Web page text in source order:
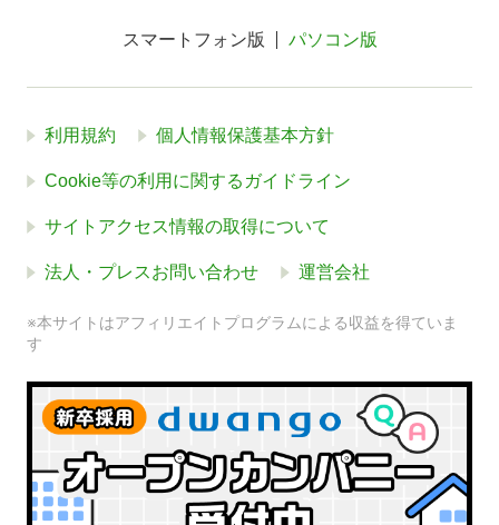
スマートフォン版 パソコン版
利用規約 個人情報保護基本方針
Cookie等の利用に関するガイドライン
サイトアクセス情報の取得について
法人・プレスお問い合わせ 運営会社
※本サイトはアフィリエイトプログラムによる収益を得ていま
す